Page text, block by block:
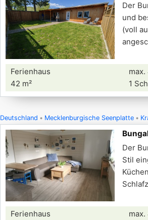
Der
und
(voll
Ferienhaus
42 m²
1
Deutschland Mecklenburgische Seenplatte
Der
Stil
Ferienhaus